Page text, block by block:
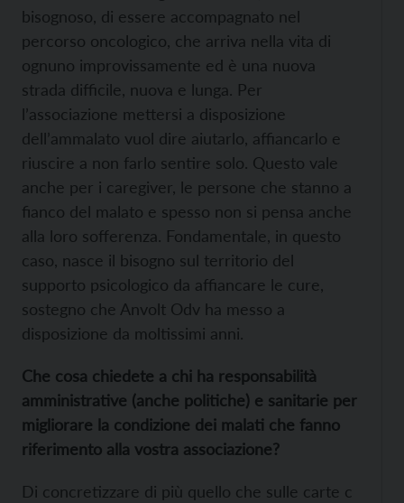
bisognoso, di essere accompagnato nel
percorso oncologico, che arriva nella vita di
ognuno improvissamente ed è una nuova
strada difficile, nuova e lunga. Per
l’associazione mettersi a disposizione
dell’ammalato vuol dire aiutarlo, affiancarlo e
riuscire a non farlo sentire solo. Questo vale
anche per i caregiver, le persone che stanno a
fianco del malato e spesso non si pensa anche
alla loro sofferenza. Fondamentale, in questo
caso, nasce il bisogno sul territorio del
supporto psicologico da affiancare le cure,
sostegno che Anvolt Odv ha messo a
disposizione da moltissimi anni.
Che cosa chiedete a chi ha responsabilità
amministrative (anche politiche) e sanitarie per
migliorare la condizione dei malati che fanno
riferimento alla vostra associazione?
Di concretizzare di più quello che sulle carte c